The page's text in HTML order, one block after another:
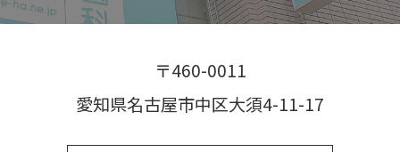
〒460-0011
愛知県名古屋市中区大須4-11-17